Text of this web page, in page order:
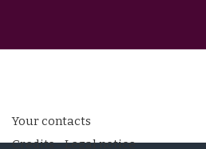
Your contacts
Credits - Legal notice